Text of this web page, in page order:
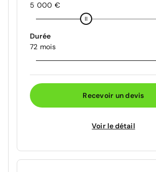
5 000 €
Durée
72 mois
Recevoir un devis
Voir le détail